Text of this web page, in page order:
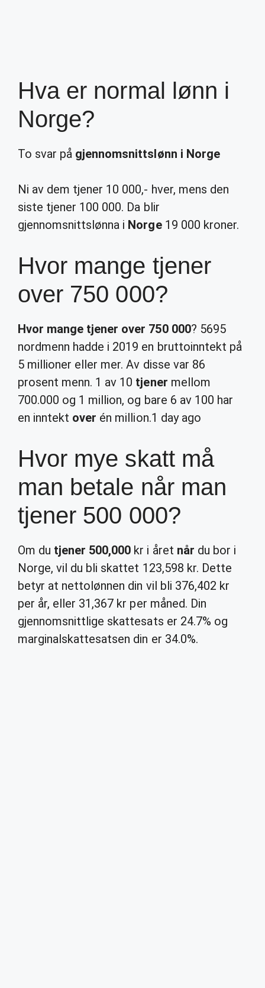
Hva er normal lønn i
Norge?
To svar på gjennomsnittslønn i Norge
Ni av dem tjener 10 000,- hver, mens den
siste tjener 100 000. Da blir
gjennomsnittslønna i Norge19 000 kroner.
Hvor mange tjener
over 750 000?
Hvor mange tjener over 750 000? 5695
nordmenn hadde i 2019 en bruttoinntekt på
5 millioner eller mer. Av disse var 86
prosent menn. 1 av 10 tjener mellom
700.000 og 1 million, og bare 6 av 100 har
en inntekt over én million.1 day ago
Hvor mye skatt må
man betale når man
tjener 500 000?
Om du tjener 500,000 kr i året når du bor i
Norge, vil du bli skattet 123,598 kr. Dette
betyr at nettolønnen din vil bli 376,402 kr
per år, eller 31,367 kr per måned. Din
gjennomsnittlige skattesats er 24.7% og
marginalskattesatsen din er 34.0%.